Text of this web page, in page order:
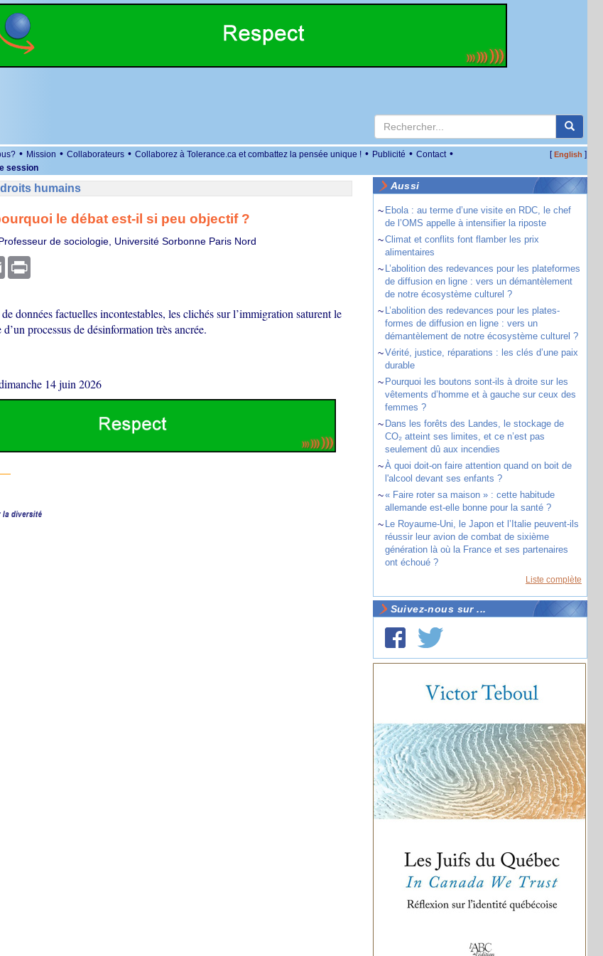
• Mission • Collaborateurs • Collaborez à Tolerance.ca et combattez la pensée unique ! • Publicité • Contact •
session
[English ]
humains
le débat est-il si peu objectif ?
de sociologie, Université Sorbonne Paris Nord
Email Print
données factuelles incontestables, les clichés sur l’immigration saturent le
processus de désinformation très ancrée.
14 juin 2026
Aussi
~ Ebola : au terme d’une visite en RDC, le chef
de l’OMS appelle à intensifier la riposte
~Climat et conflits font flamber les prix
alimentaires
~ L’abolition des redevances pour les plateformes
de diffusion en ligne : vers un démantèlement
de notre écosystème culturel ?
~ L’abolition des redevances pour les plates-
formes de diffusion en ligne : vers un
démantèlement de notre écosystème culturel ?
~Vérité, justice, réparations : les clés d’une paix
durable
~ Pourquoi les boutons sont-ils à droite sur les
vêtements d’homme et à gauche sur ceux des
femmes ?
~ Dans les forêts des Landes, le stockage de
CO₂ atteint ses limites, et ce n’est pas
seulement dû aux incendies
~À quoi doit-on faire attention quand on boit de
l'alcool devant ses enfants ?
~« Faire roter sa maison » : cette habitude
allemande est-elle bonne pour la santé ?
~ Le Royaume-Uni, le Japon et l’Italie peuvent-ils
réussir leur avion de combat de sixième
génération là où la France et ses partenaires
ont échoué ?
Liste complète
Suivez-nous sur ...